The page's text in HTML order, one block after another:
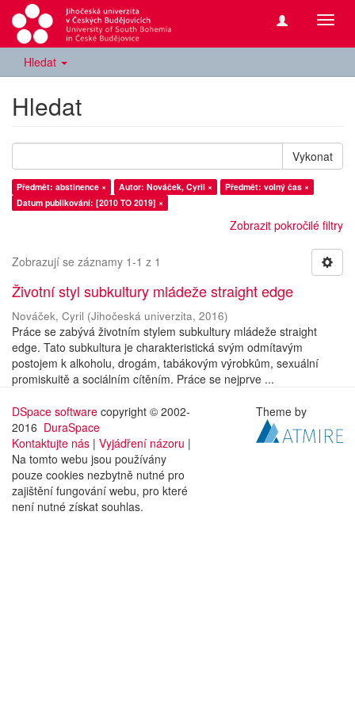
Hledat
Hledat
Vykonat
Předmět: abstinence × Autor: Nováček, Cyril ×
Předmět: volný čas ×
Datum publikování: [2010 TO 2019] ×
Zobrazit pokročilé filtry
Zobrazují se záznamy 1-1 z 1
Životní styl subkultury mládeže straight edge
Nováček, Cyril (Jihočeská univerzita, 2016)
Práce se zabývá životním stylem subkultury mládeže straight
edge. Tato subkultura je charakteristická svým odmítavým
postojem k alkoholu, drogám, tabákovým výrobkům, sexuální
promiskuitě a sociálním cítěním. Práce se nejprve ...
DSpace software copyright © 2002-
2016 DuraSpace
Kontaktujte nás | Vyjádření názoru |
Na tomto webu jsou používány
pouze cookies nezbytně nutné pro
zajištění fungování webu, pro které
není nutné získat souhlas.
Theme by